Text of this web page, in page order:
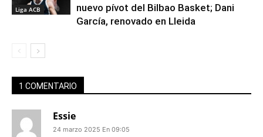
Liga ACB
nuevo pívot del Bilbao Basket; Dani
García, renovado en Lleida
1 COMENTARIO
Essie
24 marzo 2025 En 09:05